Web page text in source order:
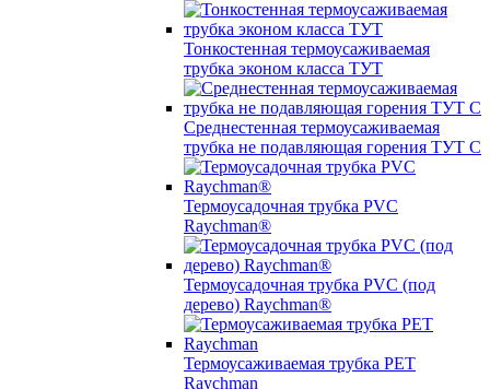
Тонкостенная термоусаживаемая
трубка эконом класса ТУТ
Среднестенная термоусаживаемая
трубка не подавляющая горения ТУТ С
Термоусадочная трубка PVC
Raychman®
Термоусадочная трубка PVC (под
дерево) Raychman®
Термоусаживаемая трубка PET
Raychman